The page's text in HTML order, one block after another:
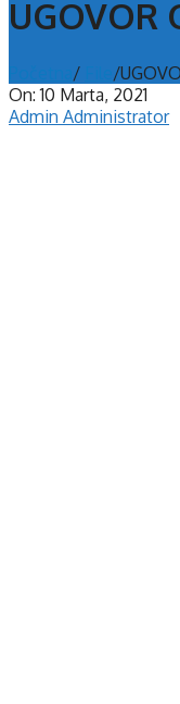
UGOVOR
/ /
On: 10 Marta, 2021
Admin Administrator